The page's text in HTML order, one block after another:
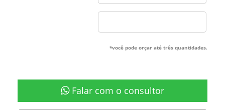
*você pode orçar até três quantidades.
Falar com o consultor